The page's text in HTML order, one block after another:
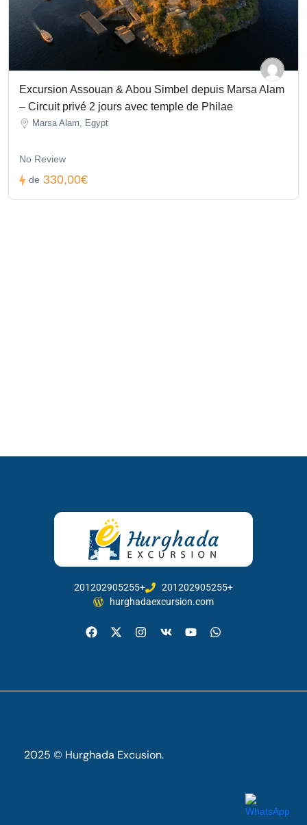
Excursion Assouan & Abou Simbel depuis Marsa Alam
– Circuit privé 2 jours avec temple de Philae
Marsa Alam, Egypt
No Review
de 330,00€
201202905255+
201202905255+
hurghadaexcursion.com
2025 © Hurghada Excusion.